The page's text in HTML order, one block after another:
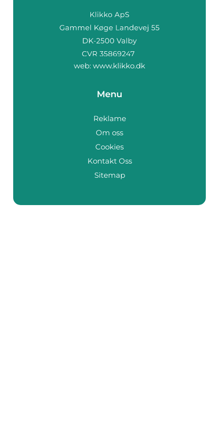
web: www.klikko.dk
Menu
Reklame
Om oss
Cookies
Kontakt Oss
Sitemap